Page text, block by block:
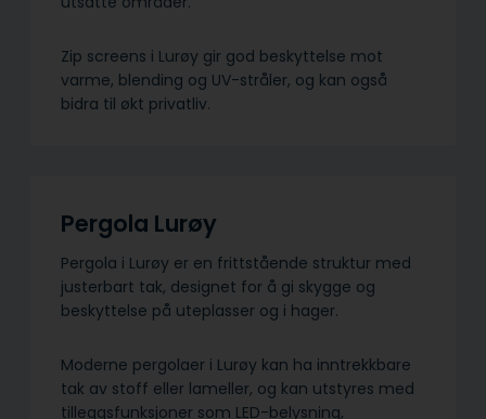
Zip screens i Lurøy gir god beskyttelse mot
varme, blending og UV-stråler, og kan også
bidra til økt privatliv.
Pergola Lurøy
Pergola i Lurøy er en frittstående struktur med
justerbart tak, designet for å gi skygge og
beskyttelse på uteplasser og i hager.
Moderne pergolaer i Lurøy kan ha inntrekkbare
tak av stoff eller lameller, og kan utstyres med
tilleggsfunksjoner som LED-belysning,